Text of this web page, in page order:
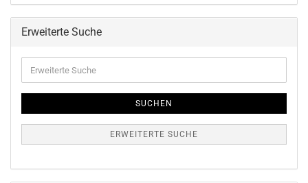
Erweiterte Suche
Suche
SUCHEN
ERWEITERTE SUCHE